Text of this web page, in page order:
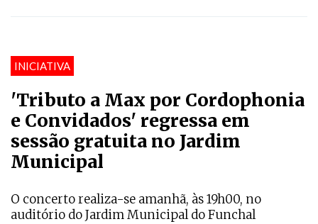
INICIATIVA
'Tributo a Max por Cordophonia
e Convidados' regressa em
sessão gratuita no Jardim
Municipal
O concerto realiza-se amanhã, às 19h00, no
auditório do Jardim Municipal do Funchal